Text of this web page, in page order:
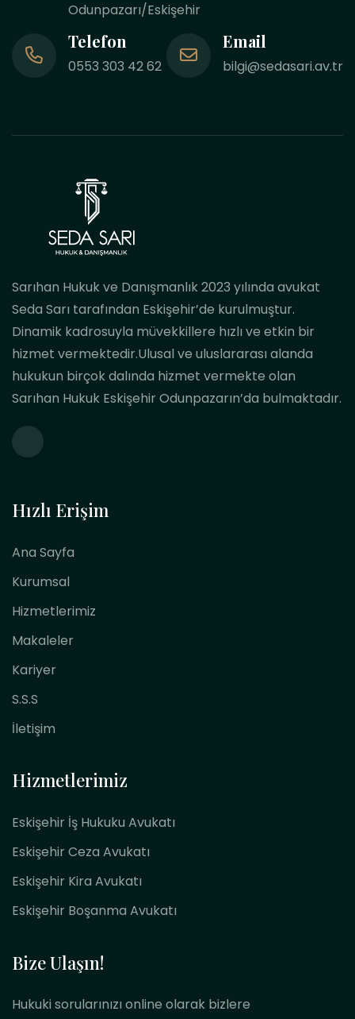
Odunpazarı/Eskişehir
Telefon
0553 303 42 62
Email
bilgi@sedasari.av.tr
Sarıhan Hukuk ve Danışmanlık 2023 yılında avukat
Seda Sarı tarafından Eskişehir’de kurulmuştur.
Dinamik kadrosuyla müvekkillere hızlı ve etkin bir
hizmet vermektedir.Ulusal ve uluslararası alanda
hukukun birçok dalında hizmet vermekte olan
Sarıhan Hukuk Eskişehir Odunpazarın’da bulmaktadır.
Hızlı Erişim
Ana Sayfa
Kurumsal
Hizmetlerimiz
Makaleler
Kariyer
S.S.S
İletişim
Hizmetlerimiz
Eskişehir İş Hukuku Avukatı
Eskişehir Ceza Avukatı
Eskişehir Kira Avukatı
Eskişehir Boşanma Avukatı
Bize Ulaşın!
Hukuki sorularınızı online olarak bizlere